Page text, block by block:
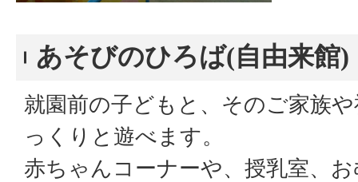
あそびのひろば(自由来館)
就園前の子どもと、そのご家族
っくりと遊べます。
赤ちゃんコーナーや、授乳室、